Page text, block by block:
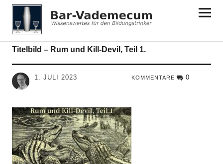
Bar-Vademecum
Titelbild – Rum und Kill-Devil, Teil 1.
1. JULI 2023 KOMMENTARE 0